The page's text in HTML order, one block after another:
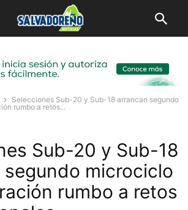
Selecciones Sub-20 y Sub-18 arrancan segundo
rumbo a retos...
Sub-20 y Sub-18
microciclo
rumbo a retos